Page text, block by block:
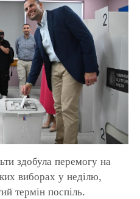
здобула перемогу на
виборах у неділю,
термін поспіль.